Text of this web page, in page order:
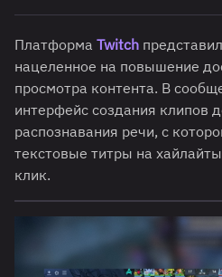
Платформа Twitch
нацеленное на повышение
просмотра контента. В
интерфейс создания клипов
распознавания речи, с
текстовые титры на
клик.